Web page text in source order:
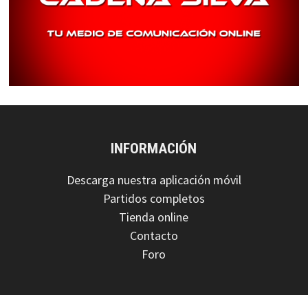
INFORMACIÓN
Descarga nuestra aplicación móvil
Partidos completos
Tienda online
Contacto
Foro